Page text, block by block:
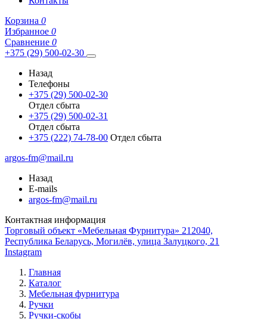
Корзина 0
Избранное 0
Сравнение 0
+375 (29) 500-02-30
Назад
Телефоны
+375 (29) 500-02-30
Отдел сбыта
+375 (29) 500-02-31
Отдел сбыта
+375 (222) 74-78-00 Отдел сбыта
argos-fm@mail.ru
Назад
E-mails
argos-fm@mail.ru
Контактная информация
Торговый объект «Мебельная Фурнитура» 212040,
Республика Беларусь, Могилёв, улица Залуцкого, 21
Instagram
Главная
Каталог
Мебельная фурнитура
Ручки
Ручки-скобы